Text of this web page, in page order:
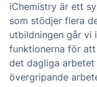
iChemistry är ett
som stödjer flera
utbildningen går vi
funktionerna för
det dagliga
övergripande